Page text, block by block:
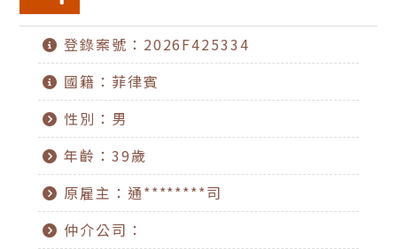
登錄案號：2026F425334
國籍：菲律賓
性別：男
年齡：39歲
原雇主：通********司
仲介公司：